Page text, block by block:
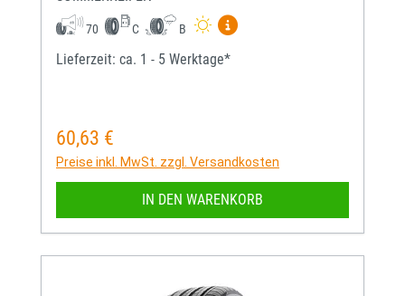
70 C B
Mehr Informationen zum
Lieferzeit: ca. 1 - 5 Werktage*
Regulärer Preis:
60,63 €
Preise inkl. MwSt. zzgl. Versandkosten
IN DEN WARENKORB